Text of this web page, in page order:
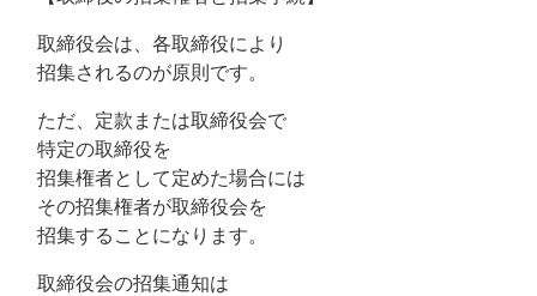
取締役会は、各取締役により
招集されるのが原則です。
ただ、定款または取締役会で
特定の取締役を
招集権者として定めた場合には
その招集権者が取締役会を
招集することになります。
取締役会の招集通知は